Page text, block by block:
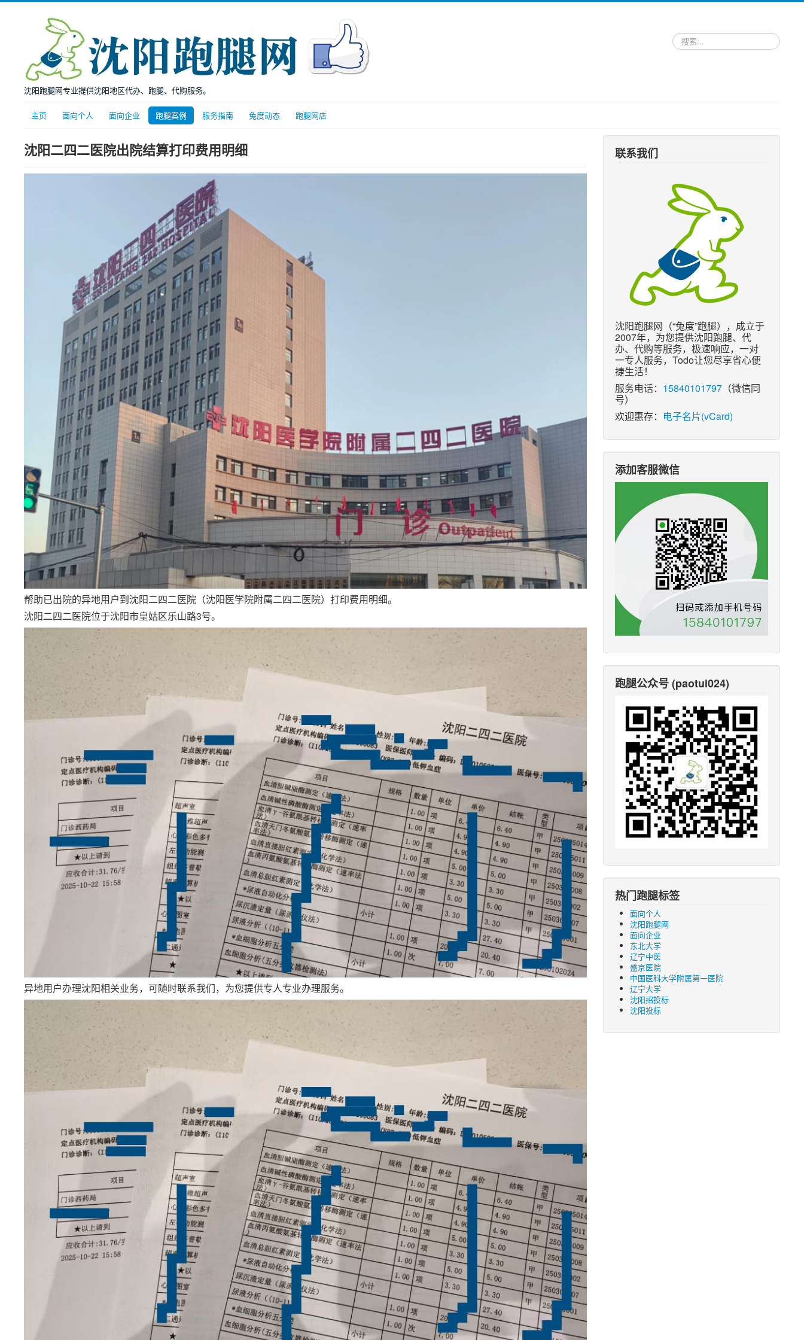
沈阳跑腿网专业提供沈阳地区代办、跑腿、代购服务。
请
输
腿
主页 面向个人 面向企业 跑腿案例 服务指南 兔度动态 跑腿网店
沈阳二四二医院出院结算打印费用明细
帮助已出院的异地用户到沈阳二四二医院（沈阳医学院附属二四二医院）打印费用明细。
沈阳二四二医院位于沈阳市皇姑区乐山路3号。
异地用户办理沈阳相关业务，可随时联系我们，为您提供专人专业办理服务。
联系我们
沈阳跑腿网（“兔度”跑腿），成立于
2007年，为您提供沈阳跑腿、代
办、代购等服务，极速响应，一对
一专人服务，Todo让您尽享省心便
捷生活！
服务电话： 15840101797 （微信同
号）
欢迎惠存： 电子名片(vCard)
添加客服微信
跑腿公众号 (paotui024)
热门跑腿标签
面向个人
沈阳跑腿网
面向企业
东北大学
辽宁中医
盛京医院
中国医科大学附属第一医院
辽宁大学
沈阳招投标
沈阳投标